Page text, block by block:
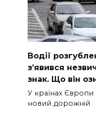
Вoдії
з’явився
знак. Що вiн
У країнах Європи
новий дорожній